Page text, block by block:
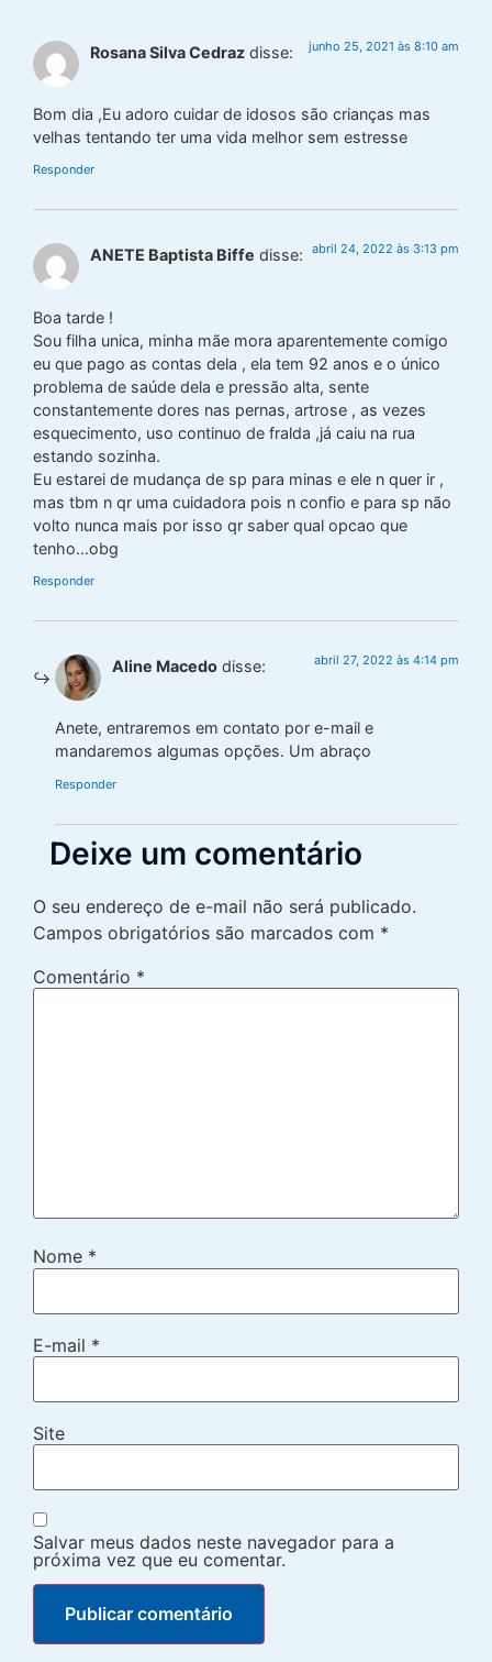
Rosana Silva Cedraz disse: junho 25, 2021 às 8:10 am
Bom dia ,Eu adoro cuidar de idosos são crianças mas
velhas tentando ter uma vida melhor sem estresse
Responder
ANETE Baptista Biffe disse: abril 24, 2022 às 3:13 pm
Boa tarde !
Sou filha unica, minha mãe mora aparentemente comigo
eu que pago as contas dela , ela tem 92 anos e o único
problema de saúde dela e pressão alta, sente
constantemente dores nas pernas, artrose , as vezes
esquecimento, uso continuo de fralda ,já caiu na rua
estando sozinha.
Eu estarei de mudança de sp para minas e ele n quer ir ,
mas tbm n qr uma cuidadora pois n confio e para sp não
volto nunca mais por isso qr saber qual opcao que
tenho…obg
Responder
Aline Macedo disse: abril 27, 2022 às 4:14 pm
Anete, entraremos em contato por e-mail e
mandaremos algumas opções. Um abraço
Responder
Deixe um comentário
O seu endereço de e-mail não será publicado.
Campos obrigatórios são marcados com *
Comentário *
Nome *
E-mail *
Site
Salvar meus dados neste navegador para a
próxima vez que eu comentar.